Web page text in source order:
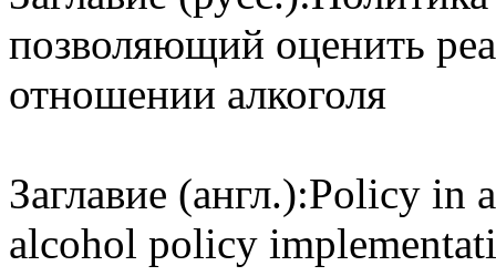
позволяющий оценить
отношении алкоголя
Заглавие (англ.):Policy in
alcohol policy